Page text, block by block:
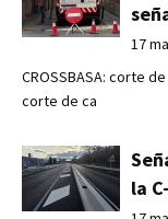
17
CROSSBASA: corte
corte de ca
la